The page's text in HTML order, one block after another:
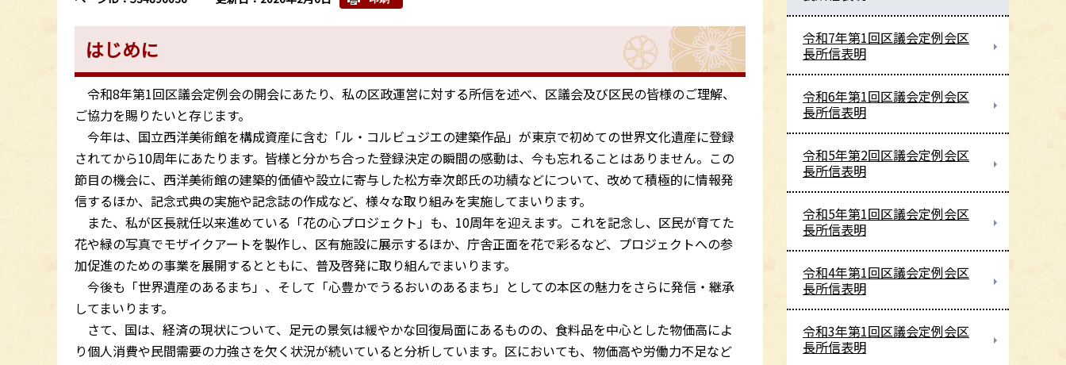
はじめに
令和8年第1回区議会定例会の開会にあたり、私の区政運営に対する所信を述べ、区議会及び区民の皆様のご理解、
ご協力を賜りたいと存じます。
今年は、国立西洋美術館を構成資産に含む「ル・コルビュジエの建築作品」が東京で初めての世界文化遺産に登録
されてから10周年にあたります。皆様と分かち合った登録決定の瞬間の感動は、今も忘れることはありません。この
節目の機会に、西洋美術館の建築的価値や設立に寄与した松方幸次郎氏の功績などについて、改めて積極的に情報発
信するほか、記念式典の実施や記念誌の作成など、様々な取り組みを実施してまいります。
また、私が区長就任以来進めている「花の心プロジェクト」も、10周年を迎えます。これを記念し、区民が育てた
花や緑の写真でモザイクアートを製作し、区有施設に展示するほか、庁舎正面を花で彩るなど、プロジェクトへの参
加促進のための事業を展開するとともに、普及啓発に取り組んでまいります。
今後も「世界遺産のあるまち」、そして「心豊かでうるおいのあるまち」としての本区の魅力をさらに発信・継承
してまいります。
さて、国は、経済の現状について、足元の景気は緩やかな回復局面にあるものの、食料品を中心とした物価高によ
り個人消費や民間需要の力強さを欠く状況が続いていると分析しています。区においても、物価高や労働力不足など
令和7年第1回区議会定例会区
長所信表明
令和6年第1回区議会定例会区
長所信表明
令和5年第2回区議会定例会区
長所信表明
令和5年第1回区議会定例会区
長所信表明
令和4年第1回区議会定例会区
長所信表明
令和3年第1回区議会定例会区
長所信表明